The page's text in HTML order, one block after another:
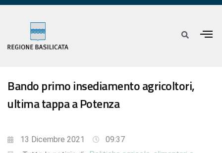
Bando primo insediamento agricoltori,
ultima tappa a Potenza
13 Dicembre 2021
09:37